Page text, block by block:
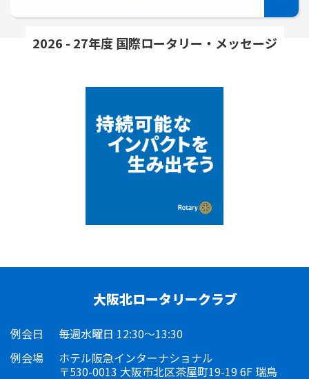
2026 - 27年度 国際ロータリー・メッセージ
大阪北ロータリークラブ
例会日
毎週水曜日 12:30～13:30
例会場
ホテル阪急インターナショナル
〒530-0013 大阪市北区茶屋町19-19 6F 瑞鳥